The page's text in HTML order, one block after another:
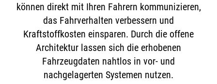
können direkt mit Ihren Fahrern kommunizieren,
das Fahrverhalten verbessern und
Kraftstoffkosten einsparen. Durch die offene
Architektur lassen sich die erhobenen
Fahrzeugdaten nahtlos in vor- und
nachgelagerten Systemen nutzen.